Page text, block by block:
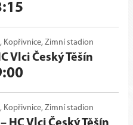
Kopřivnice, Zimní stadion
Vlci Český Těšín
Kopřivnice, Zimní stadion